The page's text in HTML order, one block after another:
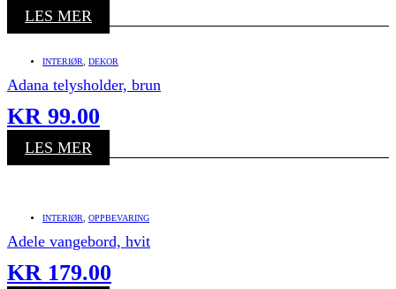
LES MER
INTERIØR DEKOR
Adana telysholder, brun
KR 99.00
LES MER
INTERIØR OPPBEVARING
Adele vangebord, hvit
KR 179.00